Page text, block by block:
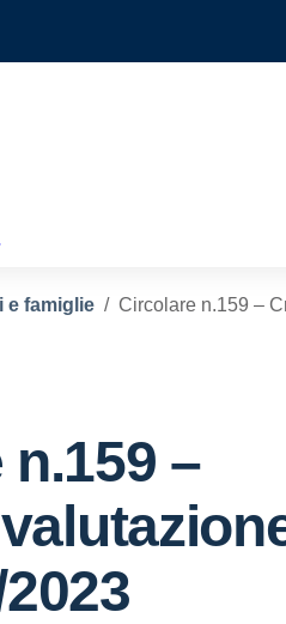
e famiglie Circolare n.159 –
–